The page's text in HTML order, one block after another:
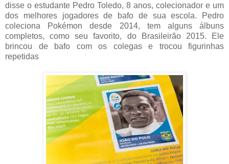
disse o estudante Pedro Toledo, 8 anos, colecionador e um
dos melhores jogadores de bafo de sua escola. Pedro
coleciona Pokémon desde 2014, tem alguns álbuns
completos, como seu favorito, do Brasileirão 2015. Ele
brincou de bafo com os colegas e trocou figurinhas
repetidas